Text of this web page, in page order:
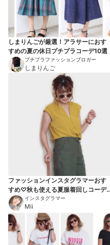
しまりんごが厳選！アラサーにおす
すめの夏の休日プチプラコーデ10選
プチプラファッションブロガー
しまりんご
ファッションインスタグラマーおす
すめ♡秋も使える夏服着回しコーデ7
選【2018秋】
インスタグラマー
Mii